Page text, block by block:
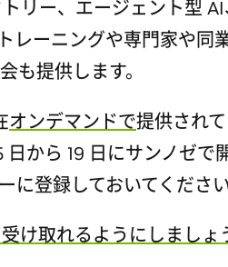
リー、エージェント型
レーニングや専門家や同
も提供します。
オンデマンドで提供され
から 19 日にサンノゼで
登録しておいてください
け取れるようにしましょ